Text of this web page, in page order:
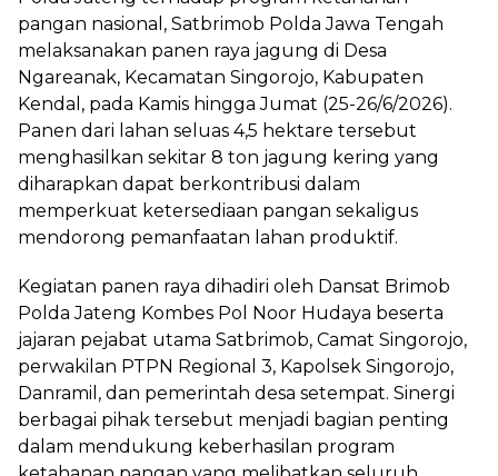
pangan nasional, Satbrimob Polda Jawa Tengah
melaksanakan panen raya jagung di Desa
Ngareanak, Kecamatan Singorojo, Kabupaten
Kendal, pada Kamis hingga Jumat (25-26/6/2026).
Panen dari lahan seluas 4,5 hektare tersebut
menghasilkan sekitar 8 ton jagung kering yang
diharapkan dapat berkontribusi dalam
memperkuat ketersediaan pangan sekaligus
mendorong pemanfaatan lahan produktif.
Kegiatan panen raya dihadiri oleh Dansat Brimob
Polda Jateng Kombes Pol Noor Hudaya beserta
jajaran pejabat utama Satbrimob, Camat Singorojo,
perwakilan PTPN Regional 3, Kapolsek Singorojo,
Danramil, dan pemerintah desa setempat. Sinergi
berbagai pihak tersebut menjadi bagian penting
dalam mendukung keberhasilan program